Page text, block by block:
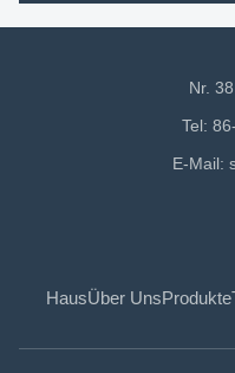
Nr.
Tel:
E-Mail:
HausÜber UnsProdukte